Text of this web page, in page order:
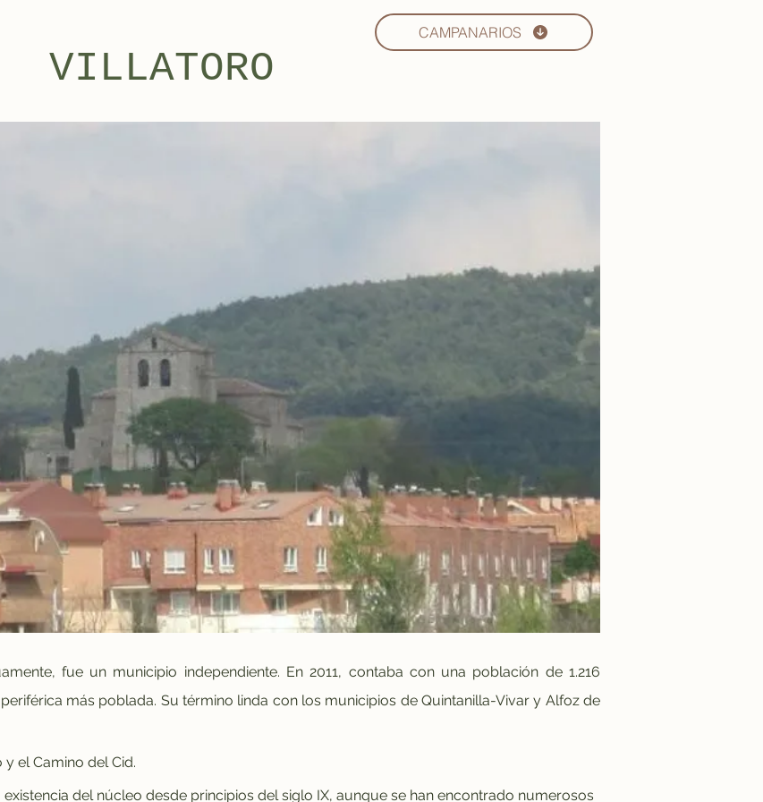
VILLATORO
CAMPANARIOS
fue un municipio independiente. En 2011, contaba con una población de 1.216
más poblada. Su término linda con los municipios de Quintanilla-Vivar y Alfoz de
el Camino del Cid.
del núcleo desde principios del siglo IX, aunque se han encontrado numerosos